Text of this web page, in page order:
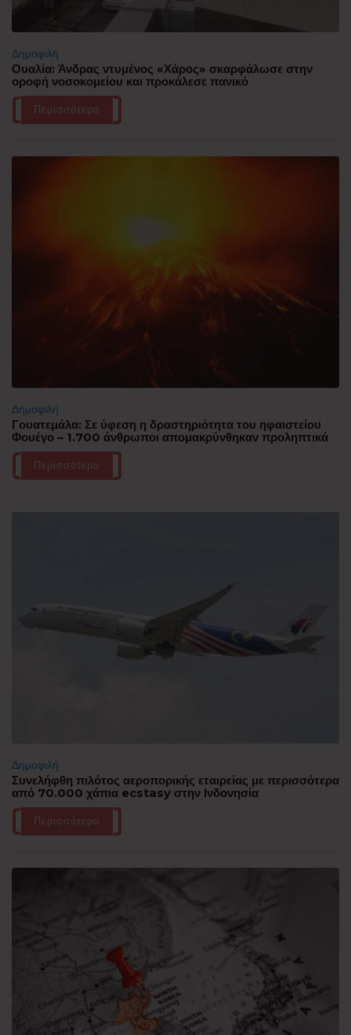
Δημοφιλή
Ουαλία: Άνδρας ντυμένος «Χάρος» σκαρφάλωσε στην
οροφή νοσοκομείου και προκάλεσε πανικό
Περισσότερα
Δημοφιλή
Γουατεμάλα: Σε ύφεση η δραστηριότητα του ηφαιστείου
Φουέγο – 1.700 άνθρωποι απομακρύνθηκαν προληπτικά
Περισσότερα
Δημοφιλή
Συνελήφθη πιλότος αεροπορικής εταιρείας με περισσότερα
από 70.000 χάπια ecstasy στην Ινδονησία
Περισσότερα